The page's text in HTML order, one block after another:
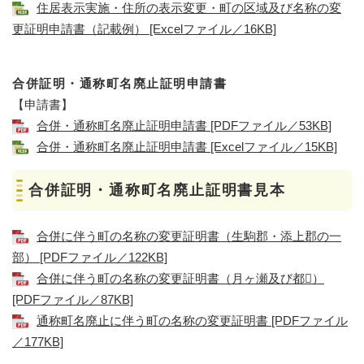
住居表示実施・住所の表示変更・町の区域及び名称の変
更証明申請書（記載例） [Excelファイル／16KB]
合併証明・通称町名廃止証明申請書
【申請書】
合併・通称町名廃止証明申請書 [PDFファイル／53KB]
合併・通称町名廃止証明申請書 [Excelファイル／15KB]
合併証明・通称町名廃止証明書見本
合併に伴う町の名称の変更証明書（生駒郡・添上郡の一
部） [PDFファイル／122KB]
合併に伴う町の名称の変更証明書（月ヶ瀬及び都）
[PDFファイル／87KB]
通称町名廃止に伴う町の名称の変更証明書 [PDFファイル
／177KB]